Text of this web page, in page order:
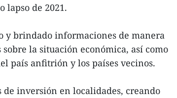
lapso de 2021.
y brindado informaciones de manera
la situación económica, así como
país anfitrión y los países vecinos.
de inversión en localidades, creando